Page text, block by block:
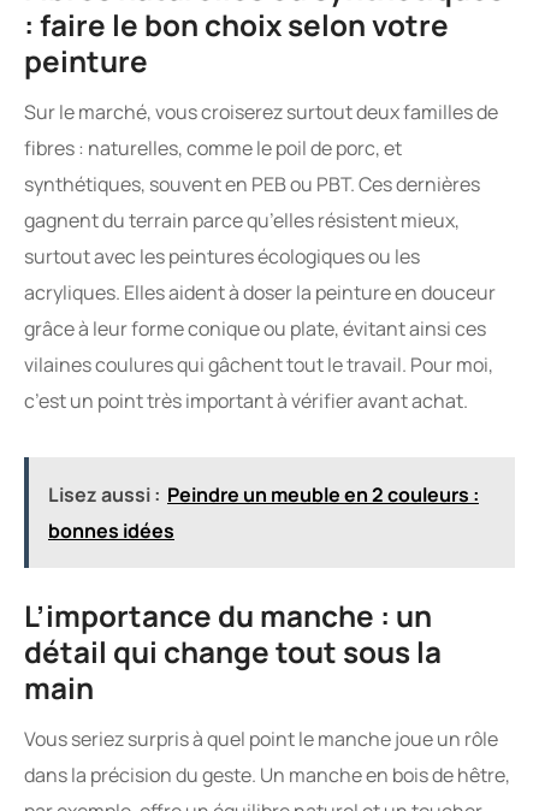
: faire le bon choix selon votre
peinture
Sur le marché, vous croiserez surtout deux familles de
fibres : naturelles, comme le poil de porc, et
synthétiques, souvent en PEB ou PBT. Ces dernières
gagnent du terrain parce qu’elles résistent mieux,
surtout avec les peintures écologiques ou les
acryliques. Elles aident à doser la peinture en douceur
grâce à leur forme conique ou plate, évitant ainsi ces
vilaines coulures qui gâchent tout le travail. Pour moi,
c’est un point très important à vérifier avant achat.
Lisez aussi : Peindre un meuble en 2 couleurs :
bonnes idées
L’importance du manche : un
détail qui change tout sous la
main
Vous seriez surpris à quel point le manche joue un rôle
dans la précision du geste. Un manche en bois de hêtre,